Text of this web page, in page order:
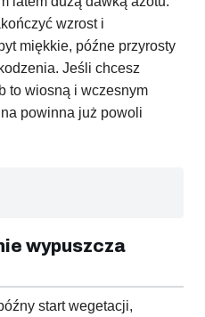
wzrost i
miękkie, późne przyrosty
Jeśli chcesz
to wiosną i wczesnym
powinna już powoli
wypuszcza
start wegetacji,